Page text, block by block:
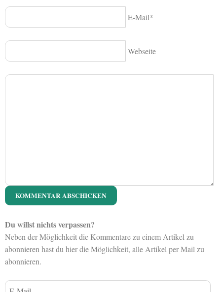
E-Mail*
Webseite
Du willst nichts verpassen?
Neben der Möglichkeit die Kommentare zu einem Artikel zu
abonnieren hast du hier die Möglichkeit, alle Artikel per Mail zu
abonnieren.